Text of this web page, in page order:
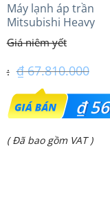
Máy lạnh áp trần
Mitsubishi Heavy
FDE125VG (5.0Hp)
– 3 Pha
₫67.810.000
Giá
gốc
là:
₫
Giá
( Đã bao gồm VAT )